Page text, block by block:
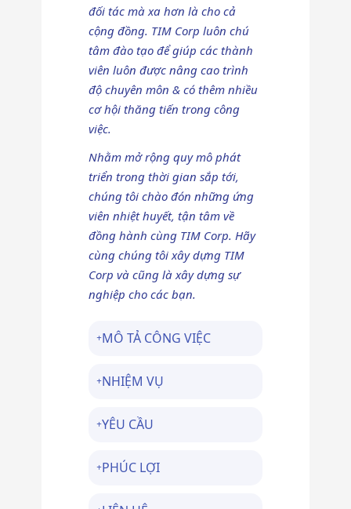
đối tác mà xa hơn là cho cả
cộng đồng. TIM Corp luôn chú
tâm đào tạo để giúp các thành
viên luôn được nâng cao trình
độ chuyên môn & có thêm nhiều
cơ hội thăng tiến trong công
việc.
Nhằm mở rộng quy mô phát
triển trong thời gian sắp tới,
chúng tôi chào đón những ứng
viên nhiệt huyết, tận tâm về
đồng hành cùng TIM Corp. Hãy
cùng chúng tôi xây dựng TIM
Corp và cũng là xây dựng sự
nghiệp cho các bạn.
MÔ TẢ CÔNG VIỆC
NHIỆM VỤ
YÊU CẦU
PHÚC LỢI